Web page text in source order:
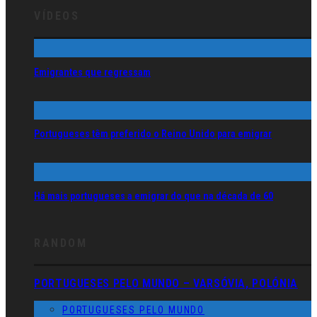
Emigrantes que regressam
Portugueses têm preferido o Reino Unido para emigrar
Há mais portugueses a emigrar do que na década de 60
PORTUGUESES PELO MUNDO – VARSÓVIA, POLÓNIA
PORTUGUESES PELO MUNDO